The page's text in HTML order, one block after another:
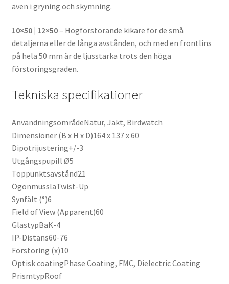
även i gryning och skymning.
10×50 | 12×50– Högförstorande kikare för de små
detaljerna eller de långa avstånden, och med en frontlins
på hela 50 mm är de ljusstarka trots den höga
förstoringsgraden.
Tekniska specifikationer
AnvändningsområdeNatur, Jakt, Birdwatch
Dimensioner (B x H x D)164 x 137 x 60
Dipotrijustering+/-3
Utgångspupill Ø5
Toppunktsavstånd21
ÖgonmusslaTwist-Up
Synfält (°)6
Field of View (Apparent)60
GlastypBaK-4
IP-Distans60-76
Förstoring (x)10
Optisk coatingPhase Coating, FMC, Dielectric Coating
PrismtypRoof